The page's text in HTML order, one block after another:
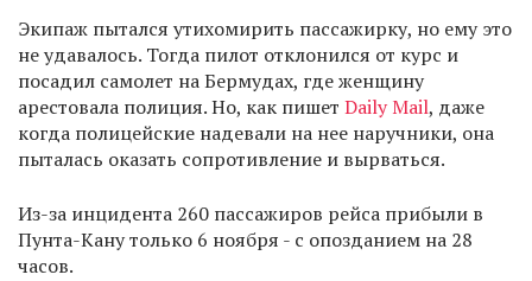
Экипаж пытался утихомирить пассажирку, но ему это
не удавалось. Тогда пилот отклонился от курс и
посадил самолет на Бермудах, где женщину
арестовала полиция. Но, как пишет Daily Mail, даже
когда полицейские надевали на нее наручники, она
пыталась оказать сопротивление и вырваться.
Из-за инцидента 260 пассажиров рейса прибыли в
Пунта-Кану только 6 ноября - с опозданием на 28
часов.